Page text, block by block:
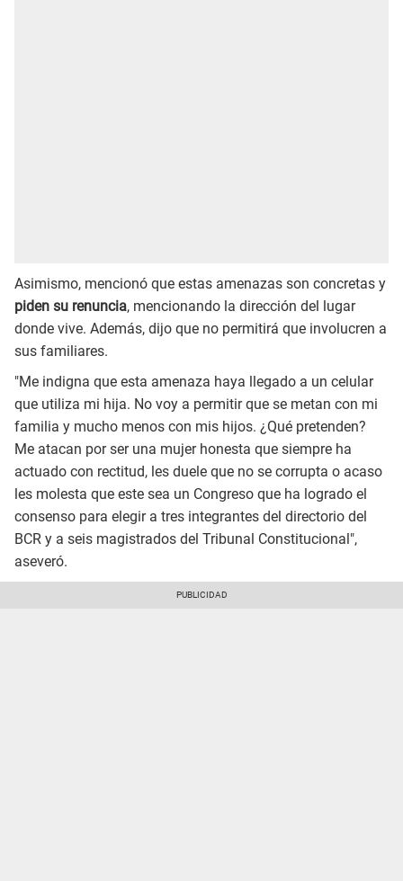
Asimismo, mencionó que estas amenazas son concretas y
piden su renuncia, mencionando la dirección del lugar
donde vive. Además, dijo que no permitirá que involucren a
sus familiares.
"Me indigna que esta amenaza haya llegado a un celular
que utiliza mi hija. No voy a permitir que se metan con mi
familia y mucho menos con mis hijos. ¿Qué pretenden?
Me atacan por ser una mujer honesta que siempre ha
actuado con rectitud, les duele que no se corrupta o acaso
les molesta que este sea un Congreso que ha logrado el
consenso para elegir a tres integrantes del directorio del
BCR y a seis magistrados del Tribunal Constitucional",
aseveró.